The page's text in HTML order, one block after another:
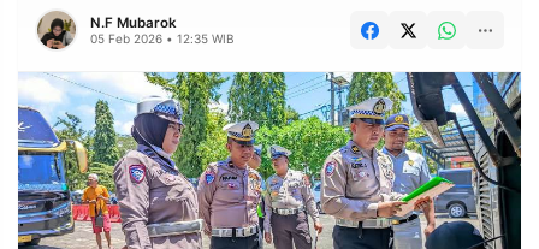
FINANSIA PERSONA
DAERAH NASIONAL
MANCA SPORT
INFORMASI
N.F Mubarok
05 Feb 2026 • 12:35 WIB